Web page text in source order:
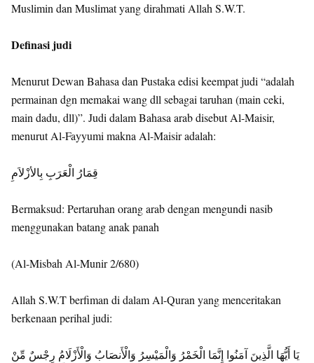
Muslimin dan Muslimat yang dirahmati Allah S.W.T.
Definasi judi
Menurut Dewan Bahasa dan Pustaka edisi keempat judi “adalah
permainan dgn memakai wang dll sebagai taruhan (main ceki,
main dadu, dll)”. Judi dalam Bahasa arab disebut Al-Maisir,
menurut Al-Fayyumi makna Al-Maisir adalah:
قِمَارُ الْعَرَبِ بِالأزْلاَمِ
Bermaksud: Pertaruhan orang arab dengan mengundi nasib
menggunakan batang anak panah
(Al-Misbah Al-Munir 2/680)
Allah S.W.T berfiman di dalam Al-Quran yang menceritakan
berkenaan perihal judi:
يَا أَيُّهَا الَّذِينَ آمَنُوا إِنَّمَا الْخَمْرُ وَالْمَيْسِرُ وَالْأَنصَابُ وَالْأَزْلَامُ رِجْسٌ مِّنْ